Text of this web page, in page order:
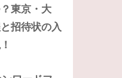
東京・大
招待状の入